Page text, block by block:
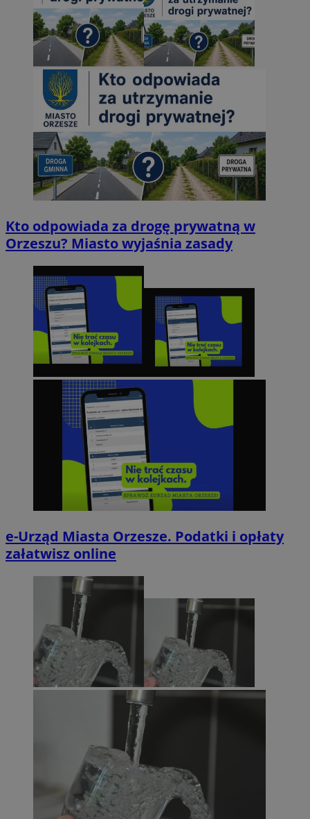
Kto odpowiada za drogę prywatną w
Orzeszu? Miasto wyjaśnia zasady
e-Urząd Miasta Orzesze. Podatki i opłaty
załatwisz online